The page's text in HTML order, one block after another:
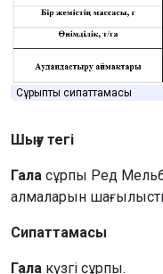
Сұрыптың сипаттамасы
Шығу тегі
Гала сұрпы Ред
алмаларын
Сипаттамасы
Гала күзгі сұрпы.